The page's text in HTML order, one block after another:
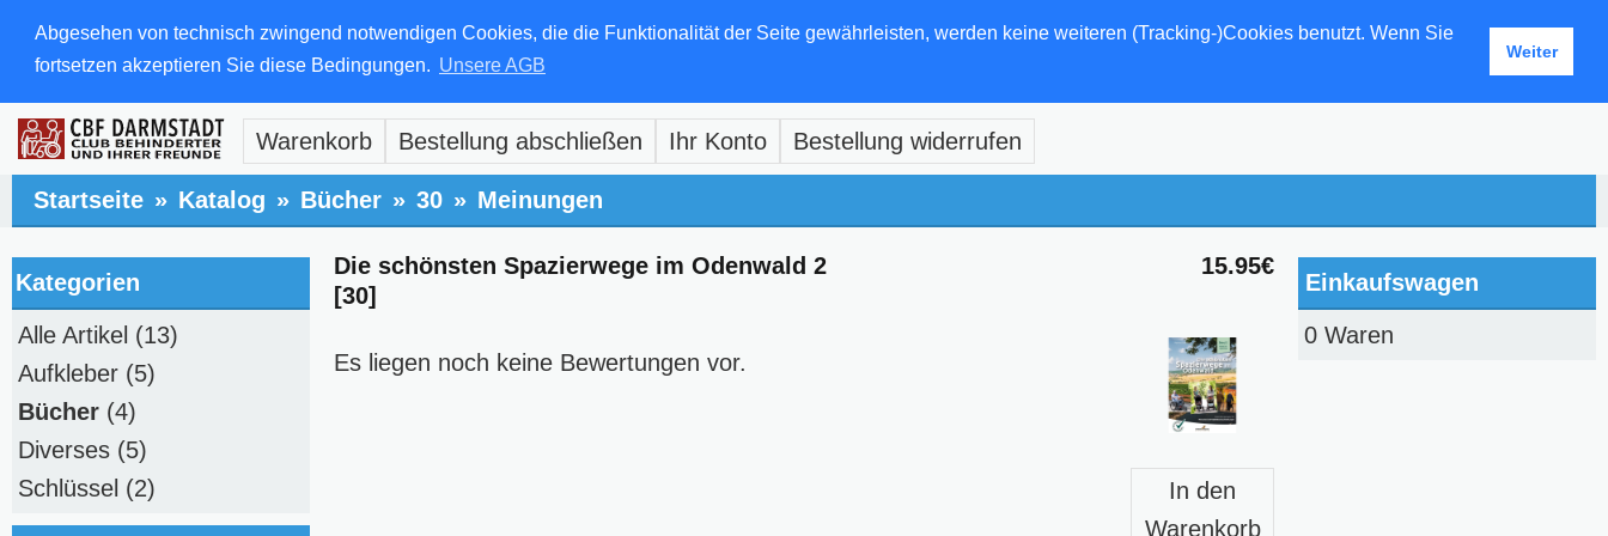
Abgesehen von technisch zwingend notwendigen Cookies, die die Funktionalität der Seite gewährleisten, werden keine weiteren (Tracking-)Cookies benutzt. Wenn Sie
fortsetzen akzeptieren Sie diese Bedingungen. Unsere AGB
Weiter
Warenkorb Bestellung abschließen Ihr Konto Bestellung widerrufen
Startseite » Katalog » Bücher » 30 » Meinungen
15.95€
Die schönsten Spazierwege im Odenwald 2
[30]
In den
Warenkorb
Es liegen noch keine Bewertungen vor.
Kategorien
Alle Artikel (13)
Aufkleber (5)
Bücher (4)
Diverses (5)
Schlüssel (2)
Einkaufswagen
0 Waren